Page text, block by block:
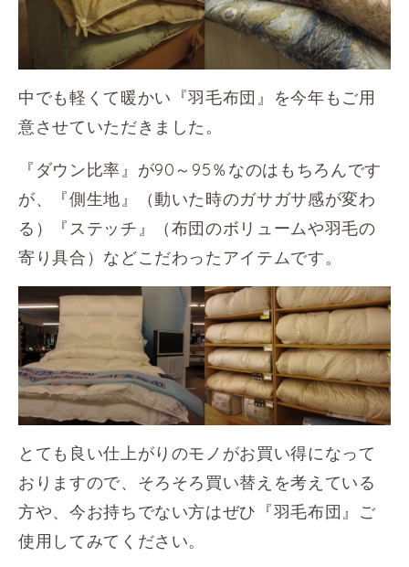
中でも軽くて暖かい『羽毛布団』を今年もご用
意させていただきました。
『ダウン比率』が90～95％なのはもちろんです
が、『側生地』（動いた時のガサガサ感が変わ
る）『ステッチ』（布団のボリュームや羽毛の
寄り具合）などこだわったアイテムです。
とても良い仕上がりのモノがお買い得になって
おりますので、そろそろ買い替えを考えている
方や、今お持ちでない方はぜひ『羽毛布団』ご
使用してみてください。